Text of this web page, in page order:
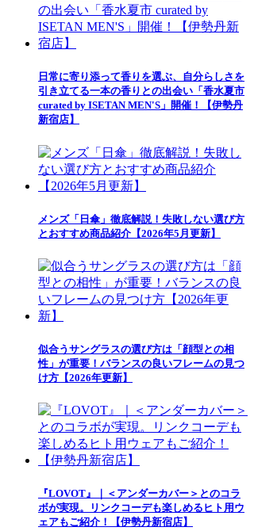
日常に寄り添って香りを選ぶ、自分らしさを
引き立てる一本の香りとの出会い「香水夏市
curated by ISETAN MEN'S」開催！【伊勢丹
新宿店】
メンズ「日傘」徹底解説！失敗しない選び方
とおすすめ商品紹介【2026年5月更新】
似合うサングラスの選び方は「顔型との相
性」が重要！バランスの良いフレームの見つ
け方【2026年更新】
『LOVOT』｜＜アンダーカバー＞とのコラ
ボが実現。リンクコーデも楽しめるヒト用ウ
ェアもご紹介！【伊勢丹新宿店】